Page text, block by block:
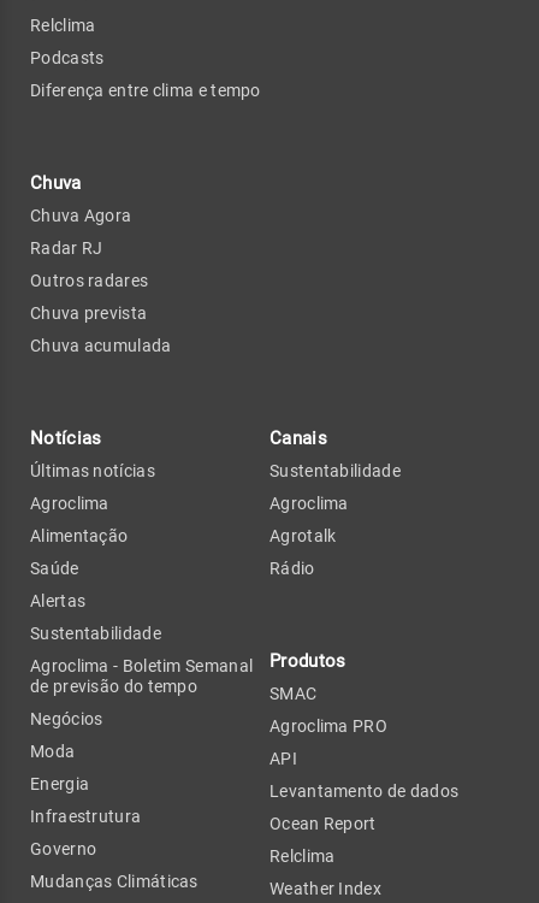
Relclima
Podcasts
Diferença entre clima e tempo
Chuva
Chuva Agora
Radar RJ
Outros radares
Chuva prevista
Chuva acumulada
Notícias
Últimas notícias
Agroclima
Alimentação
Saúde
Alertas
Sustentabilidade
Agroclima - Boletim Semanal
de previsão do tempo
Negócios
Moda
Energia
Infraestrutura
Governo
Mudanças Climáticas
Canais
Sustentabilidade
Agroclima
Agrotalk
Rádio
Produtos
SMAC
Agroclima PRO
API
Levantamento de dados
Ocean Report
Relclima
Weather Index